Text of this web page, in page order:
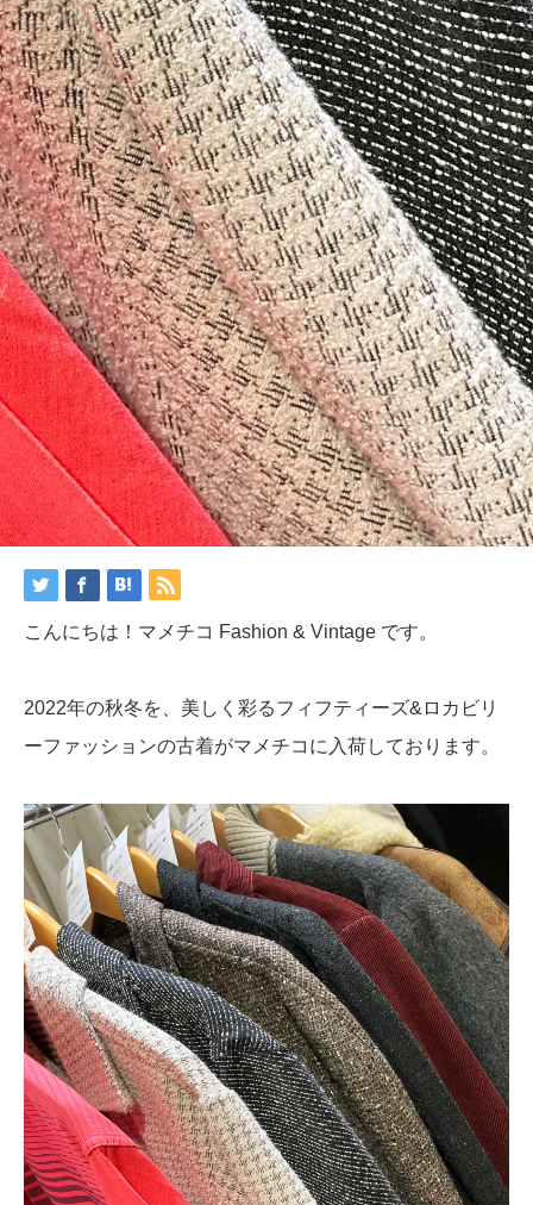
こんにちは！マメチコ Fashion & Vintage です。
2022年の秋冬を、美しく彩るフィフティーズ&ロカビリ
ーファッションの古着がマメチコに入荷しております。